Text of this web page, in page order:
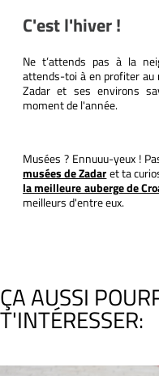
C'est l'hiver !
Ne t’attends pas à la
attends-toi à en profiter au
Zadar et ses environs
moment de l'année.
Musées ? Ennuuu-yeux !
musées de Zadaret ta
la meilleure auberge de
meilleurs d'entre eux.
ÇA AUSSI
T'INTÉRESSER: